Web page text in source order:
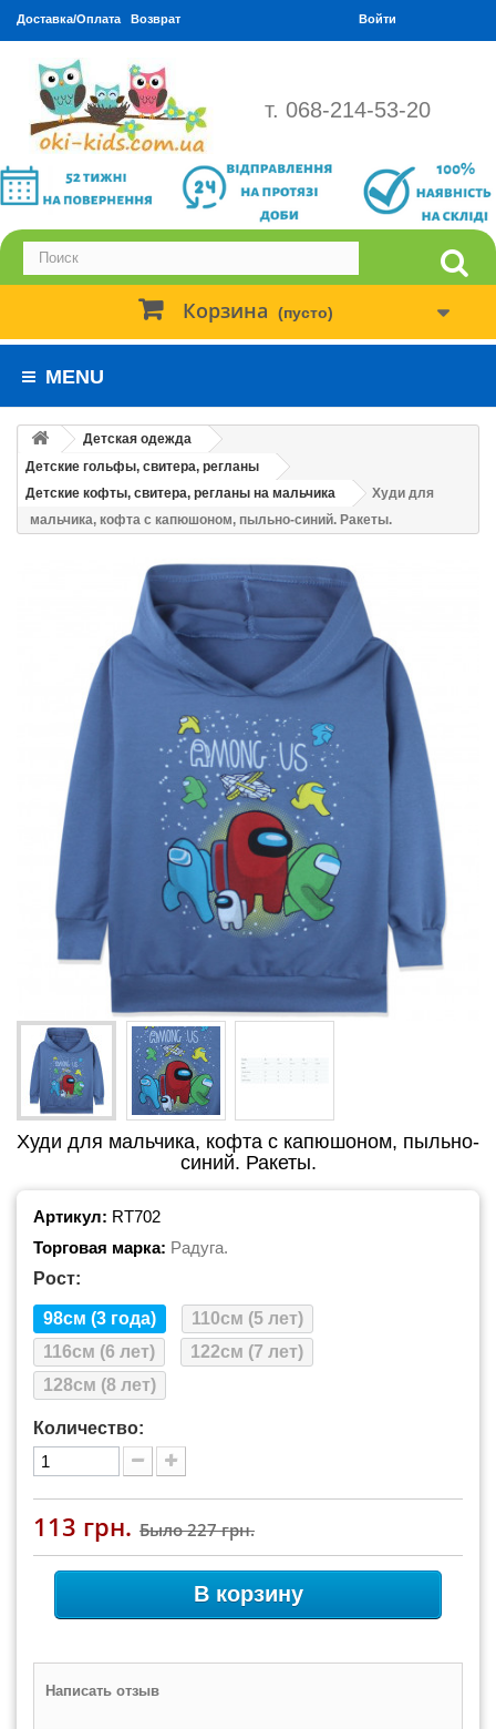
Доставка/Оплата Возврат Войти
т. 068-214-53-20
Корзина (пусто)
MENU
Детская одежда
Детские гольфы, свитера, регланы
Детские кофты, свитера, регланы на мальчика
Худи для
мальчика, кофта с капюшоном, пыльно-синий. Ракеты.
Худи для мальчика, кофта с капюшоном, пыльно-
синий. Ракеты.
Артикул: RT702
Торговая марка: Радуга.
Рост:
98см (3 года)
110см (5 лет)
116см (6 лет)
122см (7 лет)
128см (8 лет)
Количество:
113 грн. Было227 грн.
В корзину
Написать отзыв